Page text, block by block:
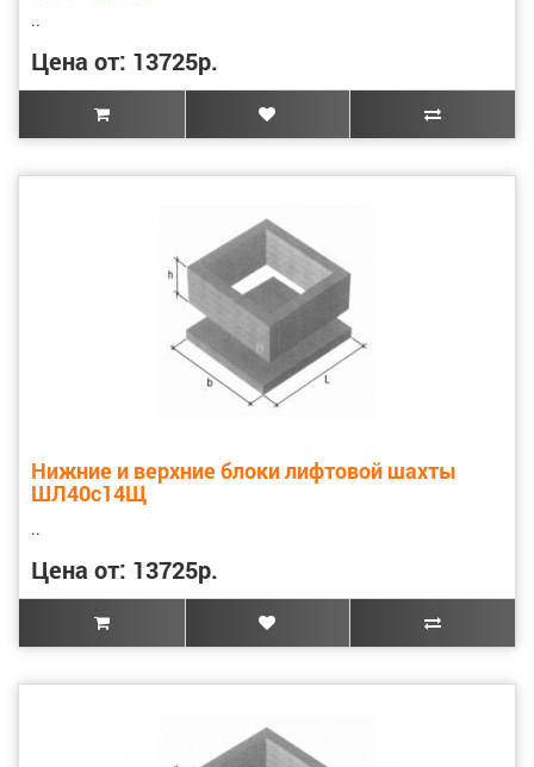
..
Цена от: 13725р.
Нижние и верхние блоки лифтовой шахты
ШЛ40с14Щ
..
Цена от: 13725р.